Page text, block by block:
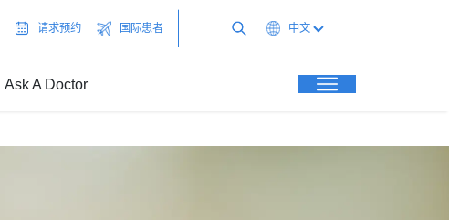
请求预约 国际患者 中文
Ask A Doctor